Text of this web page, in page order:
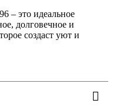
– это идеальное
долговечное и
создаст уют и